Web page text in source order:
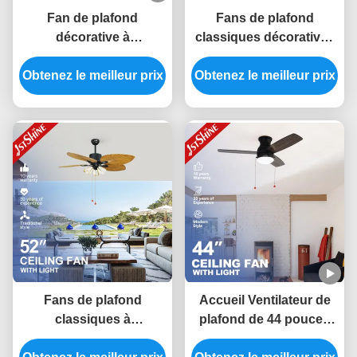
Fan de plafond
décorative à
télécommande de ferme
de 52 pouces avec 5
lumières
Obtenez le meilleur prix
Fans de plafond
classiques décoratives
d'hôtel conception
économiseuse
d'énergie de fleur de 52
Obtenez le meilleur prix
Fans de plafond
classiques à
télécommande de
Accueil Ventilateur de
plafond de 44 pouces
avec commutateur de